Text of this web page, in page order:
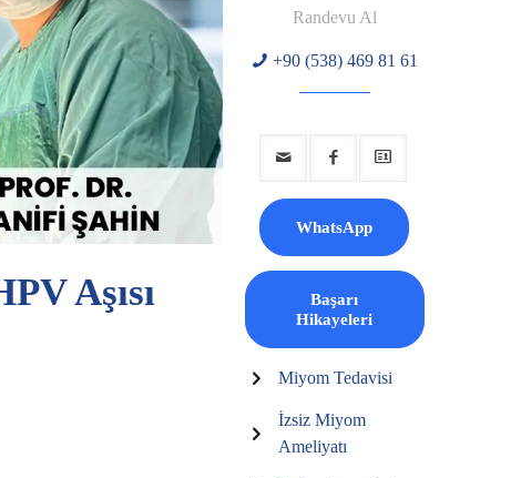
Aşısı
Randevu Al
+90 (538) 469 81 61
WhatsApp
Başarı
Hikayeleri
Miyom Tedavisi
İzsiz Miyom
Ameliyatı